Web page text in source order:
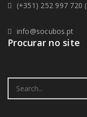
(+351) 252 997 720
info@socubos.pt
Procurar no site
for: